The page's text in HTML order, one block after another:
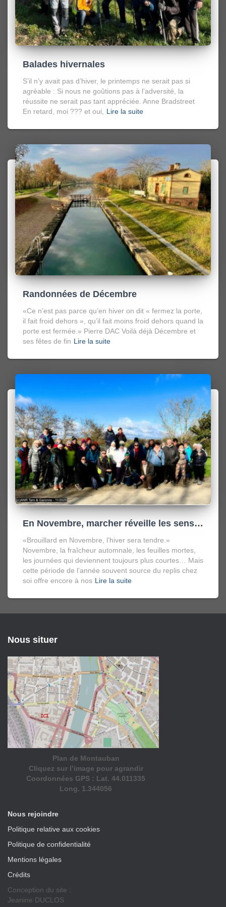
Balades hivernales
S’il n’y avait pas d’hiver, le printemps ne serait pas si
agréable : Si nous ne goûtions pas à l’adversité, la
réussite ne serait pas tant appréciée. Anne Bradstreet
En retard, moi ??? et oui,
Lire la suite
Randonnées de Décembre
«Ce n’est pas parce qu’en hiver on dit « fermez la porte,
il fait froid dehors », qu’il fait moins froid dehors quand la
porte est fermée.» Pierre DAC Voilà déjà Décembre et
ses fêtes de fin Lire la suite
En Novembre, marcher réveille les sens…
«Brouillard en Novembre, l’hiver sera tendre.»
Novembre, la fraîcheur automnale, les feuilles mortes,
les journées qui deviennent toujours plus courtes… Mais
cette période de l’année souvent source du replis chez
soi offre encore à nos Lire la suite
Nous situer
Plan de Montauban
Cliquez sur l’image pour agrandir
Coordonnées GPS : Lat. 44.011335
Long. 1.344056
Nous rejoindre
Politique relative aux cookies
Politique de confidentialité
Mentions légales
Crédits
Conception du site :
Jeanine DUCLOS